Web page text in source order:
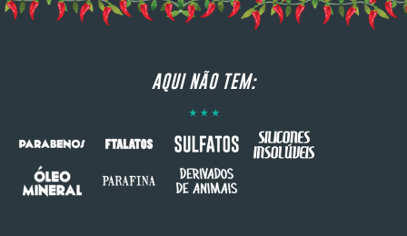
AQUI NÃO TEM: